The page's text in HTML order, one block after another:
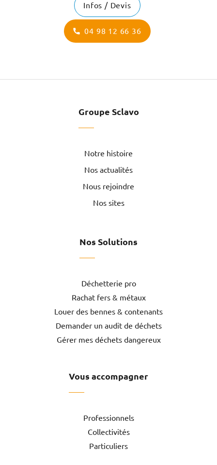
Infos / Devis
04 98 12 66 36
Groupe Sclavo
Notre histoire
Nos actualités
Nous rejoindre
Nos sites
Nos Solutions
Déchetterie pro
Rachat fers & métaux
Louer des bennes & contenants
Demander un audit de déchets
Gérer mes déchets dangereux
Vous accompagner
Professionnels
Collectivités
Particuliers